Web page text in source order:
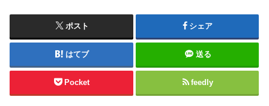
ポスト シェア
はてブ 送る
Pocket feedly